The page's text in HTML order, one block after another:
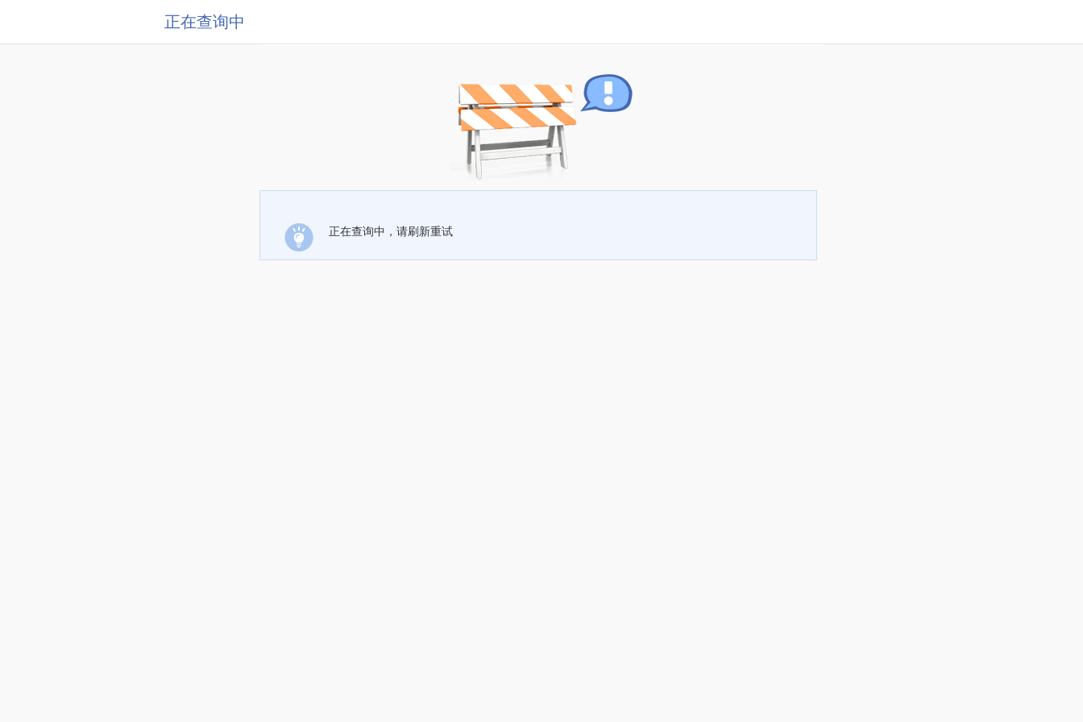
正在查询中
正在查询中，请刷新重试